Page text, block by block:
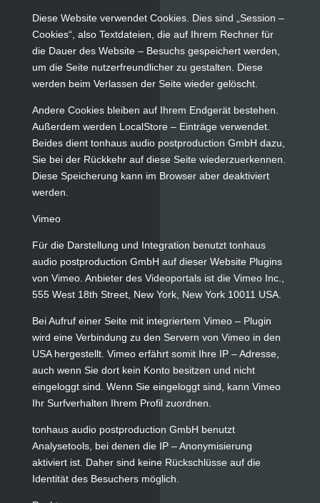
Diese Website verwendet Cookies. Dies sind „Session –
Cookies“, also Textdateien, die auf Ihrem Rechner für
die Dauer des Website – Besuchs gespeichert werden,
um die Seite nutzerfreundlicher zu gestalten. Diese
werden beim Verlassen der Seite wieder gelöscht.
Andere Cookies bleiben auf Ihrem Endgerät bestehen.
Außerdem werden LocalStore – Einträge verwendet.
Beides dient tonhaus audio postproduction GmbH dazu,
Sie bei der Rückkehr auf diese Seite wiederzuerkennen.
Diese Speicherung kann im Browser aber deaktiviert
werden.
Vimeo
Für die Darstellung und Integration benutzt tonhaus
audio postproduction GmbH auf dieser Website Plugins
von Vimeo. Anbieter des Videoportals ist die Vimeo Inc.,
555 West 18th Street, New York, New York 10011 USA.
Bei Aufruf einer Seite mit integriertem Vimeo – Plugin
wird eine Verbindung zu den Servern von Vimeo in den
USA hergestellt. Vimeo erfährt somit Ihre IP – Adresse,
auch wenn Sie dort kein Konto besitzen und nicht
eingeloggt sind. Wenn Sie eingeloggt sind, kann Vimeo
Ihr Surfverhalten Ihrem Profil zuordnen.
tonhaus audio postproduction GmbH benutzt
Analysetools, bei denen die IP – Anonymisierung
aktiviert ist. Daher sind keine Rückschlüsse auf die
Identität des Besuchers möglich.